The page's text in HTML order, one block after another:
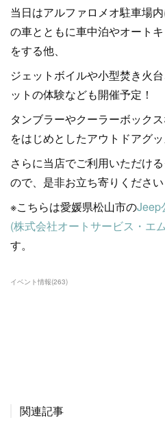
当日はアルファロメオ駐車場
の車とともに車中泊やオート
をする他、
ジェットボイルや小型焚き火
ットの体験なども開催予定！
タンブラーやクーラーボック
をはじめとしたアウトドアグ
さらに当店でご利用いただけ
ので、是非お立ち寄りください
※こちらは愛媛県松山市のJeep
(株式会社オートサービス・エ
す。
イベント情報(263)
関連記事